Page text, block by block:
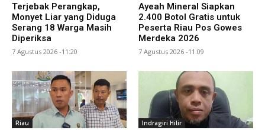
Terjebak Perangkap,
Monyet Liar yang Diduga
Serang 18 Warga Masih
Diperiksa
7 Agustus 2026 -11:20
Ayeah Mineral Siapkan
2.400 Botol Gratis untuk
Peserta Riau Pos Gowes
Merdeka 2026
7 Agustus 2026 -11:09
Riau Indragiri Hilir